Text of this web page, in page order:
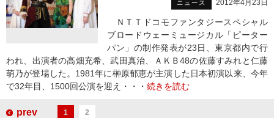
ニュース 2012年4月23日
ＮＴＴドコモファンタジースペシャル
ブロードウェーミュージカル「ピーター
パン」の制作発表が23日、東京都内で行
われ、出演者の高畑充希、武田真治、ＡＫＢ48の佐藤すみれと仁藤
萌乃が登場した。1981年に榊原郁恵が主演した日本初演以来、今年
で32年目、1500回公演を迎え・・・ 続きを読む
prev 1 2